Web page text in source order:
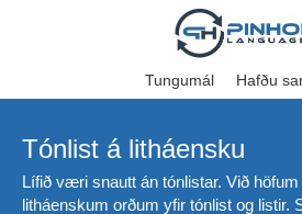
Tungumál Hafðu
Tónlist á litháensku
Lífið væri snautt án tónlistar. Við
litháenskum orðum yfir tónlist og listir.